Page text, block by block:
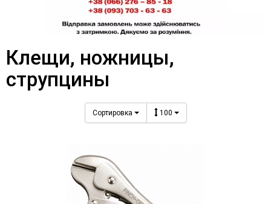
Клещи, ножницы,
струпцины
Сортировка 100